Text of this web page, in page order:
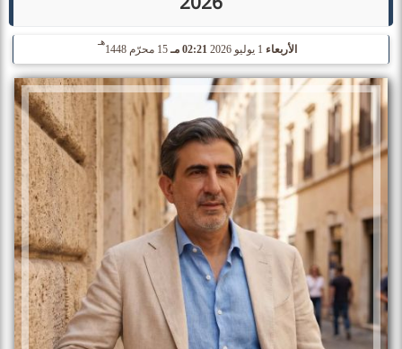
الأربعاء 02:21 مـ 15 محرّم 1448
هـ